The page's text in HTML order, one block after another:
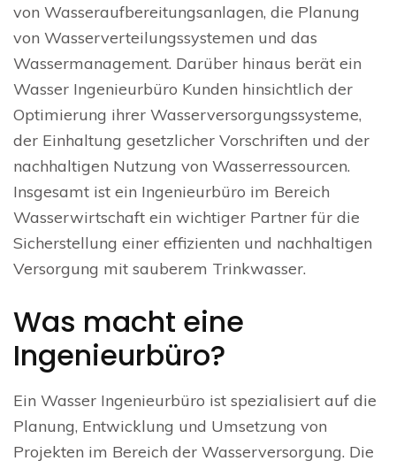
von Wasseraufbereitungsanlagen, die Planung
von Wasserverteilungssystemen und das
Wassermanagement. Darüber hinaus berät ein
Wasser Ingenieurbüro Kunden hinsichtlich der
Optimierung ihrer Wasserversorgungssysteme,
der Einhaltung gesetzlicher Vorschriften und der
nachhaltigen Nutzung von Wasserressourcen.
Insgesamt ist ein Ingenieurbüro im Bereich
Wasserwirtschaft ein wichtiger Partner für die
Sicherstellung einer effizienten und nachhaltigen
Versorgung mit sauberem Trinkwasser.
Was macht eine
Ingenieurbüro?
Ein Wasser Ingenieurbüro ist spezialisiert auf die
Planung, Entwicklung und Umsetzung von
Projekten im Bereich der Wasserversorgung. Die